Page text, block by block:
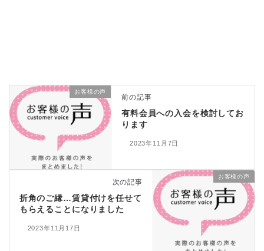
お客様の声
前の記事
有料会員への入会を検討してお
ります
2023年11月7日
お客様の声
次の記事
折角のご縁…賃貸付けを任せて
もらえることになりました
2023年11月17日